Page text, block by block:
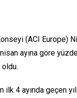
(ACI Europe)
ayına göre
oldu.
ilk 4 ayında